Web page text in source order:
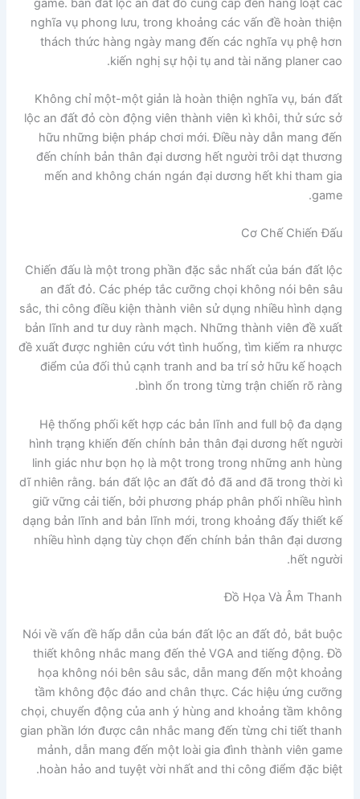
game. bán đất lộc an đất đỏ cung cấp đến hàng loạt các
nghĩa vụ phong lưu, trong khoảng các vấn đề hoàn thiện
thách thức hàng ngày mang đến các nghĩa vụ phệ hơn
kiến nghị sự hội tụ and tài năng planer cao.
Không chỉ một-một giản là hoàn thiện nghĩa vụ, bán đất
lộc an đất đỏ còn động viên thành viên kì khôi, thử sức sở
hữu những biện pháp chơi mới. Điều này dẫn mang đến
đến chính bản thân đại dương hết người trôi dạt thương
mến and không chán ngán đại dương hết khi tham gia
game.
Cơ Chế Chiến Đấu
Chiến đấu là một trong phần đặc sắc nhất của bán đất lộc
an đất đỏ. Các phép tắc cưỡng chọi không nói bên sâu
sắc, thi công điều kiện thành viên sử dụng nhiều hình dạng
bản lĩnh and tư duy rành mạch. Những thành viên đề xuất
đề xuất được nghiên cứu vớt tình huống, tìm kiếm ra nhược
điểm của đối thủ cạnh tranh and ba trí sở hữu kế hoạch
bình ổn trong từng trận chiến rõ ràng.
Hệ thống phối kết hợp các bản lĩnh and full bộ đa dạng
hình trạng khiến đến chính bản thân đại dương hết người
linh giác như bọn họ là một trong trong những anh hùng
dĩ nhiên rằng. bán đất lộc an đất đỏ đã and đã trong thời kì
giữ vững cải tiến, bởi phương pháp phân phối nhiều hình
dạng bản lĩnh and bản lĩnh mới, trong khoảng đấy thiết kế
nhiều hình dạng tùy chọn đến chính bản thân đại dương
hết người.
Đồ Họa Và Âm Thanh
Nói về vấn đề hấp dẫn của bán đất lộc an đất đỏ, bắt buộc
thiết không nhắc mang đến thẻ VGA and tiếng động. Đồ
họa không nói bên sâu sắc, dẫn mang đến một khoảng
tầm không độc đáo and chân thực. Các hiệu ứng cưỡng
chọi, chuyển động của anh ý hùng and khoảng tầm không
gian phần lớn được cân nhắc mang đến từng chi tiết thanh
mảnh, dẫn mang đến một loài gia đình thành viên game
hoàn hảo and tuyệt vời nhất and thi công điểm đặc biệt.